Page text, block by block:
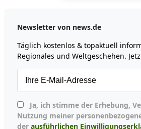
Newsletter von news.de
Täglich kostenlos & topaktuell
Regionales und Weltgeschehen.
Nutzung meiner
der ausführlichen